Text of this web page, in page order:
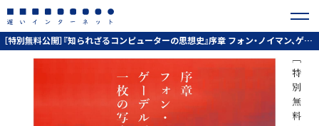
​​［特別無料公開］『知られざるコンピューターの思想史』序章 フォン・ノイマン、ゲーデル、タルスキと一枚の写真｜小山虎